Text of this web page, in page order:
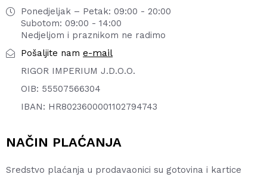
Ponedjeljak – Petak: 09:00 - 20:00
Subotom: 09:00 - 14:00
Nedjeljom i praznikom ne radimo
Pošaljite nam e-mail
RIGOR IMPERIUM J.D.O.O.
OIB: 55507566304
IBAN: HR8023600001102794743
NAČIN PLAĆANJA
Sredstvo plaćanja u prodavaonici su gotovina i kartice